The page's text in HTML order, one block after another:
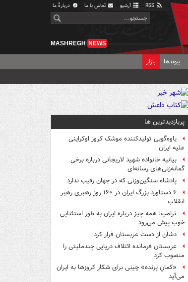
آرشیو تماس با ما دربارهٔ ما
MASHREGH NEWS
پیوندها بازار
پربازدیدترین ها
یاوه‌گویی تولیدکننده موشک کروز اوکراینی
علیه ایران
بیانیه خانواده شهید لاریجانی درباره برخی
گمانه‌زنی‌های رسانه‌ای
پادشاه سنگین‌وزنی که در جهان رقیب ندارد
۶ دستاورد بزرگ ایران در ۱۶۰ روز رهبری رهبر
انقلاب
ترامپ: همه چیز درباره ایران به طور استثنایی
خوب پیش می‌رود
دشان از دست عربستان فرار کرد
عربستان فرمانده ائتلاف دریایی چندملیتی را
منصوب کرد
«کمانِ پرنده» چینی برای شکار کروزها به ایران
می‌آید